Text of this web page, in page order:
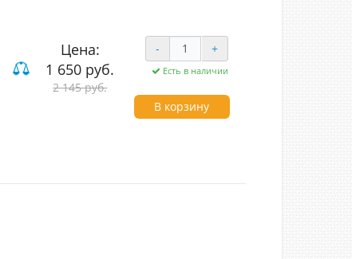
Цена:
1 650 руб.
2 145 руб.
- +
Есть в наличии
В корзину